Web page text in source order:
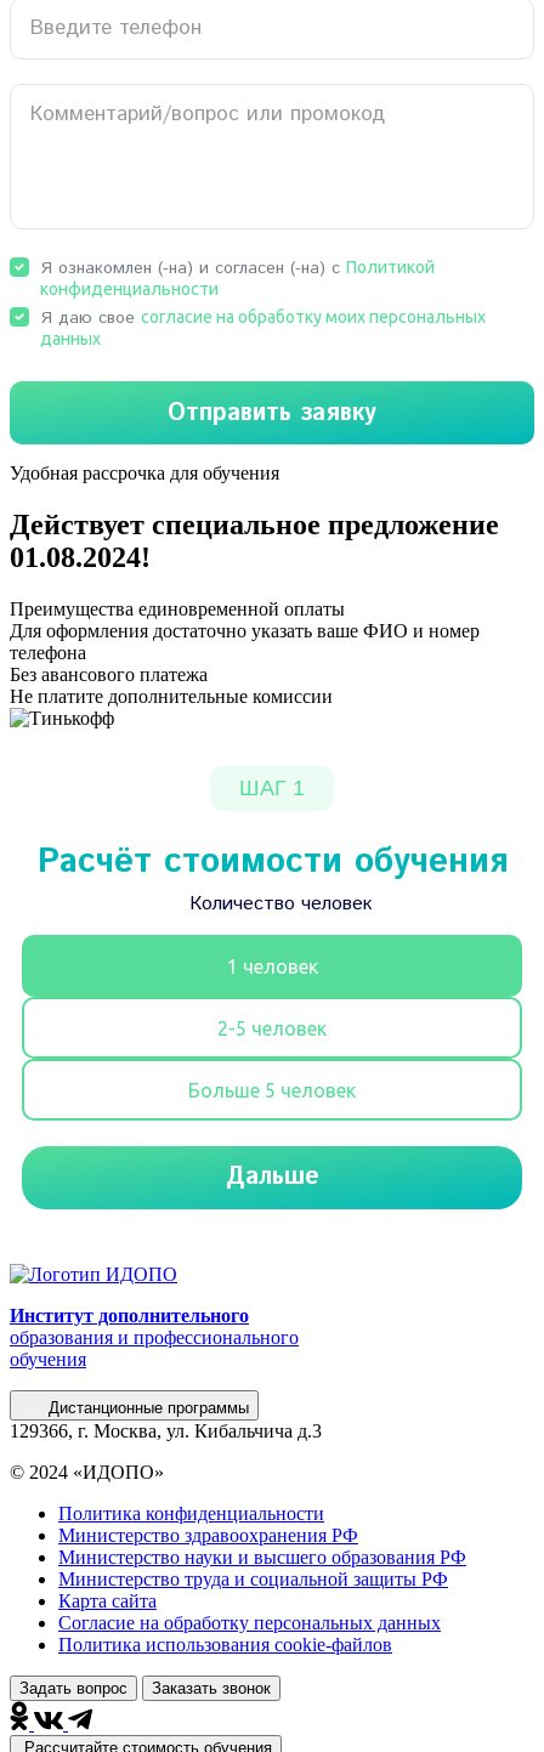
Удобная рассрочка для обучения
Действует специальное предложение
01.08.2024!
Преимущества единовременной оплаты
Для оформления достаточно указать ваше ФИО и номер
телефона
Без авансового платежа
Не платите дополнительные комиссии
Институт дополнительного
образования и профессионального
обучения
Дистанционные программы
129366, г. Москва, ул. Кибальчича д.3
© 2024 «ИДОПО»
Политика конфиденциальности
Министерство здравоохранения РФ
Министерство науки и высшего образования РФ
Министерство труда и социальной защиты РФ
Карта сайта
Согласие на обработку персональных данных
Политика использования сookie-файлов
Задать вопрос Заказать звонок
Рассчитайте стоимость обучения